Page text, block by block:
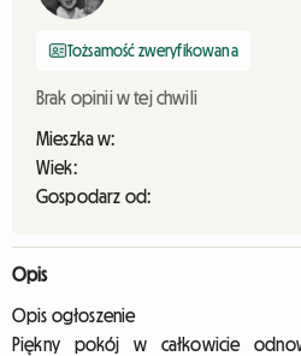
Tożsamość zweryfikowana
Brak opinii w tej chwili
Mieszka w:
Wiek:
Gospodarz od:
Opis
Opis ogłoszenie
Piękny pokój w całkowicie